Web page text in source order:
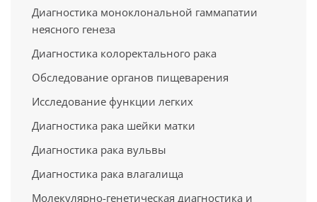
Диагностика моноклональной гаммапатии
неясного генеза
Диагностика колоректального рака
Обследование органов пищеварения
Исследование функции легких
Диагностика рака шейки матки
Диагностика рака вульвы
Диагностика рака влагалища
Молекулярно-генетическая диагностика и